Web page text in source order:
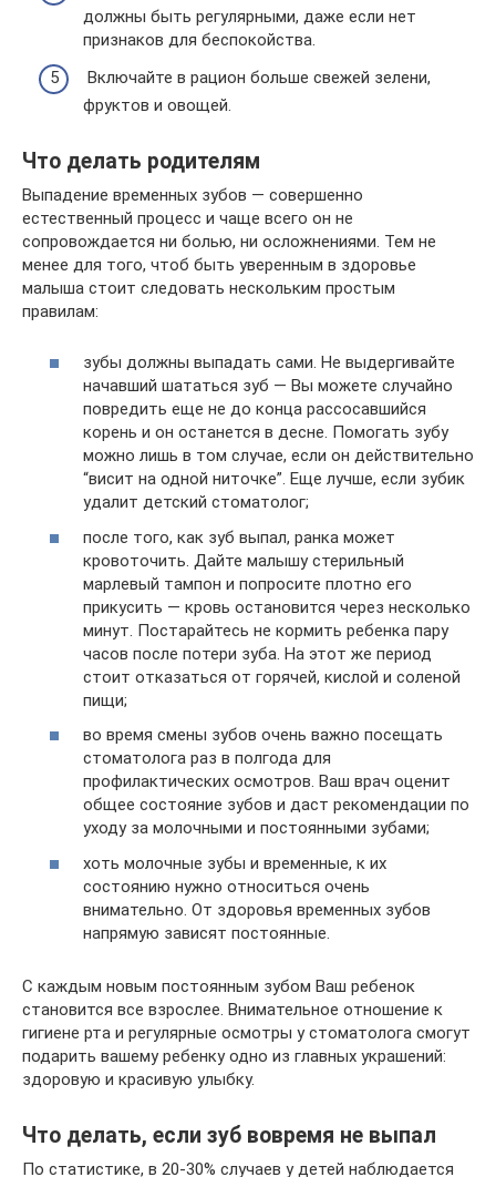
должны быть регулярными, даже если нет
признаков для беспокойства.
Включайте в рацион больше свежей зелени,
фруктов и овощей.
Что делать родителям
Выпадение временных зубов — совершенно
естественный процесс и чаще всего он не
сопровождается ни болью, ни осложнениями. Тем не
менее для того, чтоб быть уверенным в здоровье
малыша стоит следовать нескольким простым
правилам:
зубы должны выпадать сами. Не выдергивайте
начавший шататься зуб — Вы можете случайно
повредить еще не до конца рассосавшийся
корень и он останется в десне. Помогать зубу
можно лишь в том случае, если он действительно
“висит на одной ниточке”. Еще лучше, если зубик
удалит детский стоматолог;
после того, как зуб выпал, ранка может
кровоточить. Дайте малышу стерильный
марлевый тампон и попросите плотно его
прикусить — кровь остановится через несколько
минут. Постарайтесь не кормить ребенка пару
часов после потери зуба. На этот же период
стоит отказаться от горячей, кислой и соленой
пищи;
во время смены зубов очень важно посещать
стоматолога раз в полгода для
профилактических осмотров. Ваш врач оценит
общее состояние зубов и даст рекомендации по
уходу за молочными и постоянными зубами;
хоть молочные зубы и временные, к их
состоянию нужно относиться очень
внимательно. От здоровья временных зубов
напрямую зависят постоянные.
С каждым новым постоянным зубом Ваш ребенок
становится все взрослее. Внимательное отношение к
гигиене рта и регулярные осмотры у стоматолога смогут
подарить вашему ребенку одно из главных украшений:
здоровую и красивую улыбку.
Что делать, если зуб вовремя не выпал
По статистике, в 20-30% случаев у детей наблюдается